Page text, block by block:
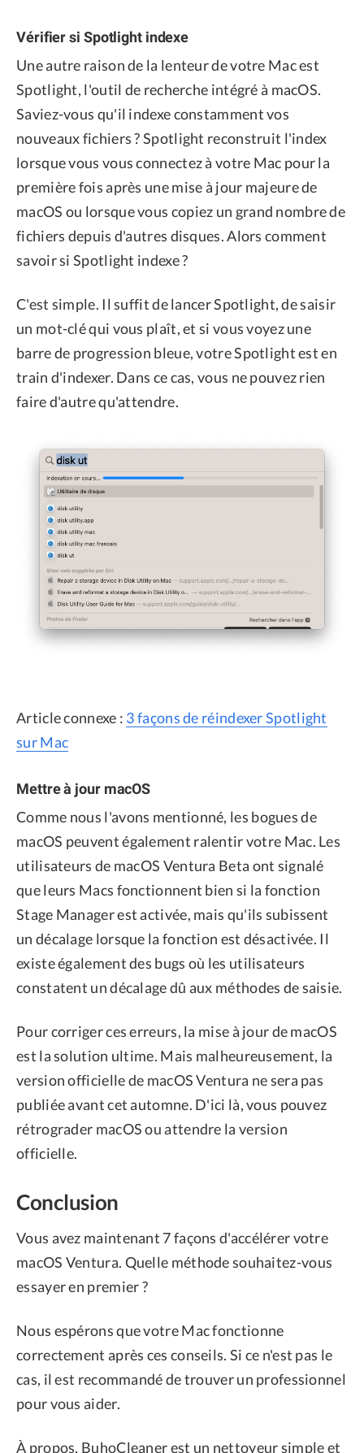
Vérifier si Spotlight indexe
Une autre raison de la lenteur de votre Mac est
Spotlight, l'outil de recherche intégré à macOS.
Saviez-vous qu'il indexe constamment vos
nouveaux fichiers ? Spotlight reconstruit l'index
lorsque vous vous connectez à votre Mac pour la
première fois après une mise à jour majeure de
macOS ou lorsque vous copiez un grand nombre de
fichiers depuis d'autres disques. Alors comment
savoir si Spotlight indexe ?
C'est simple. Il suffit de lancer Spotlight, de saisir
un mot-clé qui vous plaît, et si vous voyez une
barre de progression bleue, votre Spotlight est en
train d'indexer. Dans ce cas, vous ne pouvez rien
faire d'autre qu'attendre.
Article connexe : 3 façons de réindexer Spotlight
sur Mac
Mettre à jour macOS
Comme nous l'avons mentionné, les bogues de
macOS peuvent également ralentir votre Mac. Les
utilisateurs de macOS Ventura Beta ont signalé
que leurs Macs fonctionnent bien si la fonction
Stage Manager est activée, mais qu'ils subissent
un décalage lorsque la fonction est désactivée. Il
existe également des bugs où les utilisateurs
constatent un décalage dû aux méthodes de saisie.
Pour corriger ces erreurs, la mise à jour de macOS
est la solution ultime. Mais malheureusement, la
version officielle de macOS Ventura ne sera pas
publiée avant cet automne. D'ici là, vous pouvez
rétrograder macOS ou attendre la version
officielle.
Conclusion
Vous avez maintenant 7 façons d'accélérer votre
macOS Ventura. Quelle méthode souhaitez-vous
essayer en premier ?
Nous espérons que votre Mac fonctionne
correctement après ces conseils. Si ce n'est pas le
cas, il est recommandé de trouver un professionnel
pour vous aider.
À propos, BuhoCleaner est un nettoyeur simple et